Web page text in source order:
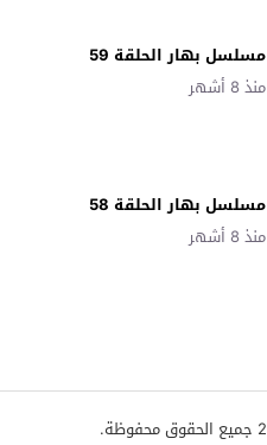
مسلسل بهار الحلقة 59
منذ 8 أشهر
مسلسل بهار الحلقة 58
منذ 8 أشهر